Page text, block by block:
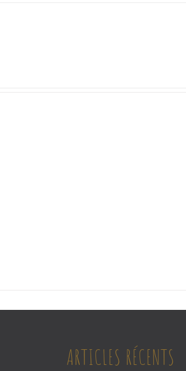
ARTICLES RÉCENTS